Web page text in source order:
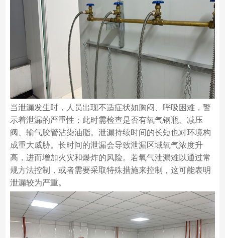
当泄漏发生时，人员出现不适症状如胸闷、呼吸困难，警
示着泄漏的严重性；此时需检查是否有氧气钢瓶、减压
阀、输气胶管沾染油脂。泄漏持续时间的长短也对环境构
成重大威胁。长时间的泄漏会导致泄漏区域氧气浓度升
高，进而增加火灾和爆炸的风险。若氧气泄漏难以通过常
规方法控制，或者需要采取特殊措施来控制，这可能表明
泄漏较为严重。